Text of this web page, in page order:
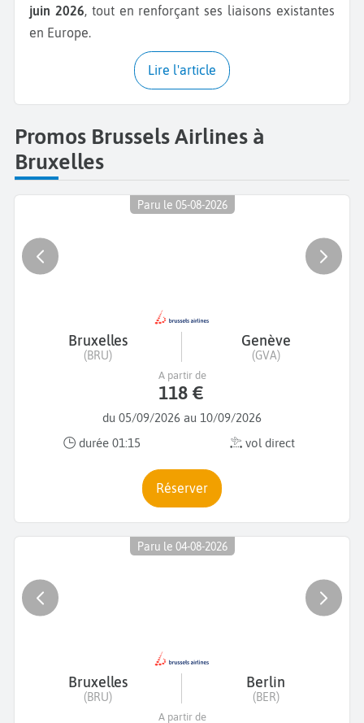
juin 2026, tout en renforçant ses liaisons existantes
en Europe.
Lire l'article
Promos Brussels Airlines à
Bruxelles
Paru le 05-08-2026
Bruxelles
(BRU)
Genève
(GVA)
du 05/09/2026 au 10/09/2026
durée 01:15
vol direct
A partir de
118 €
Réserver
Paru le 04-08-2026
Bruxelles
(BRU)
Berlin
(BER)
A partir de